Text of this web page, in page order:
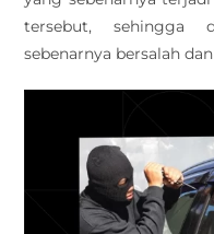
tersebut, sehingga
sebenarnya bersalah